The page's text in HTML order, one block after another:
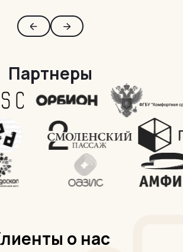
Партнеры
о нас